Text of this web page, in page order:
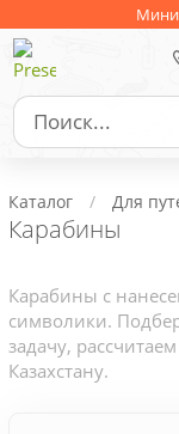
Каталог Для
Карабины
Карабины с
символики.
задачу,
Казахстану.